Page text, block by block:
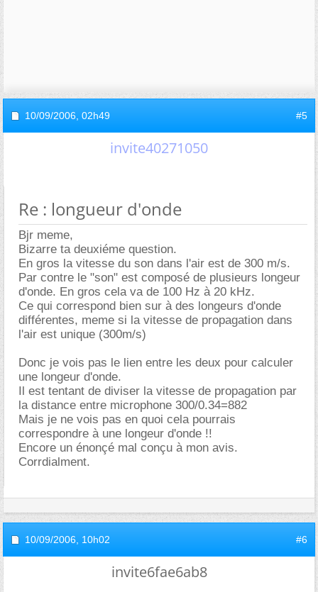
10/09/2006, 02h49 #5
invite40271050
Re : longueur d'onde
Bjr meme,
Bizarre ta deuxiéme question.
En gros la vitesse du son dans l'air est de 300 m/s.
Par contre le "son" est composé de plusieurs longeur
d'onde. En gros cela va de 100 Hz à 20 kHz.
Ce qui correspond bien sur à des longeurs d'onde
différentes, meme si la vitesse de propagation dans
l'air est unique (300m/s)
Donc je vois pas le lien entre les deux pour calculer
une longeur d'onde.
Il est tentant de diviser la vitesse de propagation par
la distance entre microphone 300/0.34=882
Mais je ne vois pas en quoi cela pourrais
correspondre à une longeur d'onde !!
Encore un énonçé mal conçu à mon avis.
Corrdialment.
10/09/2006, 10h02 #6
invite6fae6ab8